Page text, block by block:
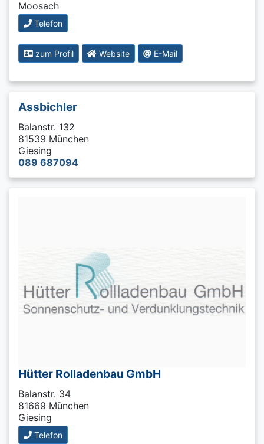
Moosach
Telefon
zum Profil Website E-Mail
Assbichler
Balanstr. 132
81539 München
Giesing
089 687094
Hütter Rolladenbau GmbH
Balanstr. 34
81669 München
Giesing
Telefon